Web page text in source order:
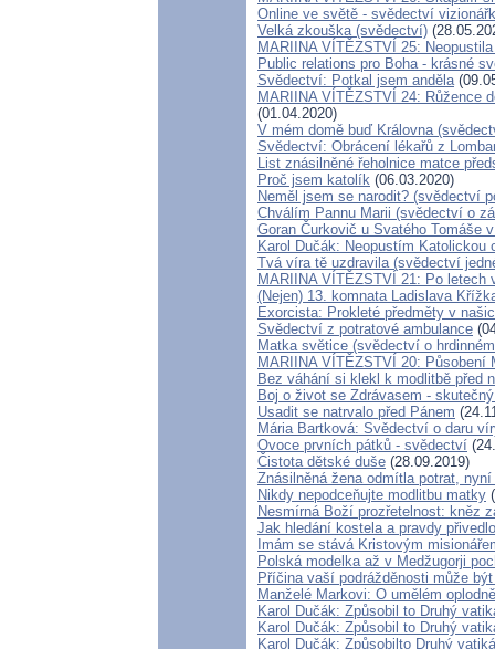
Online ve světě - svědectví
Velká zkouška (svědectví)
MARIINA VÍTĚZSTVÍ 25:
Public relations pro Boha - krásné
Svědectví: Potkal jsem anděla
MARIINA VÍTĚZSTVÍ 24: Růžence
(01.04.2020)
V mém domě buď Královna
Svědectví: Obrácení lékařů z
List znásilněné řeholnice matce
Proč jsem katolík (06.03.2020)
Neměl jsem se narodit? (svědectví
Chválím Pannu Marii (svědectví o
Goran Čurkovič u Svatého Tomáše
Karol Dučák: Neopustím Katolickou
Tvá víra tě uzdravila (svědectví
MARIINA VÍTĚZSTVÍ 21: Po
(Nejen) 13. komnata Ladislava
Exorcista: Prokleté předměty v
Svědectví z potratové ambulance
Matka světice (svědectví o
MARIINA VÍTĚZSTVÍ 20:
Bez váhání si klekl k modlitbě před
Boj o život se Zdrávasem -
Usadit se natrvalo před Pánem
Mária Bartková: Svědectví o daru
Ovoce prvních pátků - svědectví
Čistota dětské duše (28.09.2019)
Znásilněná žena odmítla potrat,
Nikdy nepodceňujte modlitbu matky
Nesmírná Boží prozřetelnost: kněz
Jak hledání kostela a pravdy
Imám se stává Kristovým
Polská modelka až v Medžugorji
Příčina vaší podrážděnosti může
Manželé Markovi: O umělém
Karol Dučák: Způsobil to Druhý
Karol Dučák: Způsobil to Druhý
Karol Dučák: Způsobilto Druhý